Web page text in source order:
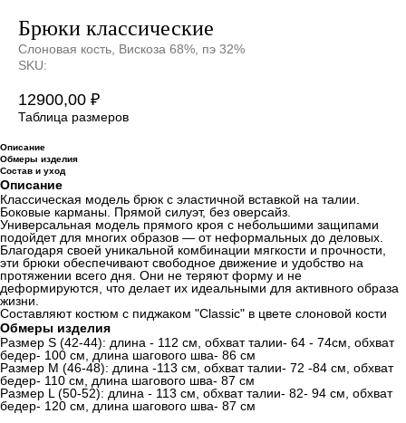
Брюки классические
Слоновая кость, Вискоза 68%, пэ 32%
SKU:
12900,00 ₽
Таблица размеров
Описание
Обмеры изделия
Состав и уход
Описание
Классическая модель брюк с эластичной вставкой на талии.
Боковые карманы. Прямой силуэт, без оверсайз.
Универсальная модель прямого кроя с небольшими защипами
подойдет для многих образов — от неформальных до деловых.
Благодаря своей уникальной комбинации мягкости и прочности,
эти брюки обеспечивают свободное движение и удобство на
протяжении всего дня. Они не теряют форму и не
деформируются, что делает их идеальными для активного образа
жизни.
Составляют костюм с пиджаком "Classic" в цвете слоновой кости
Обмеры изделия
Размер S (42-44): длина - 112 см, обхват талии- 64 - 74см, обхват
бедер- 100 см, длина шагового шва- 86 см
Размер М (46-48): длина -113 см, обхват талии- 72 -84 см, обхват
бедер- 110 см, длина шагового шва- 87 см
Размер L (50-52): длина - 113 см, обхват талии- 82- 94 см, обхват
бедер- 120 см, длина шагового шва- 87 см